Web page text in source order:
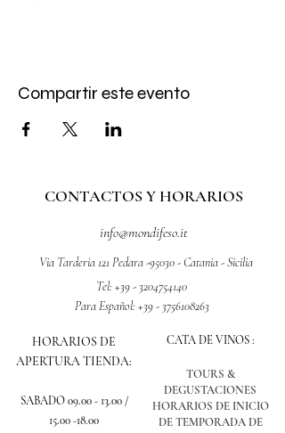
Compartir este evento
CONTACTOS Y HORARIOS
info@mondifeso.it
Via Tarderia 121 Pedara -95030 - Catania - Sicilia
Tel: +39 - 3204754140
Para Español: +39 - 3756108263
HORARIOS DE
APERTURA TIENDA:
SABADO09.00 - 13.00/
15.00 -18.00
CATA DE VINOS :
TOURS &
DEGUSTACIONES
HORARIOS DE INICIO
DE TEMPORADA DE